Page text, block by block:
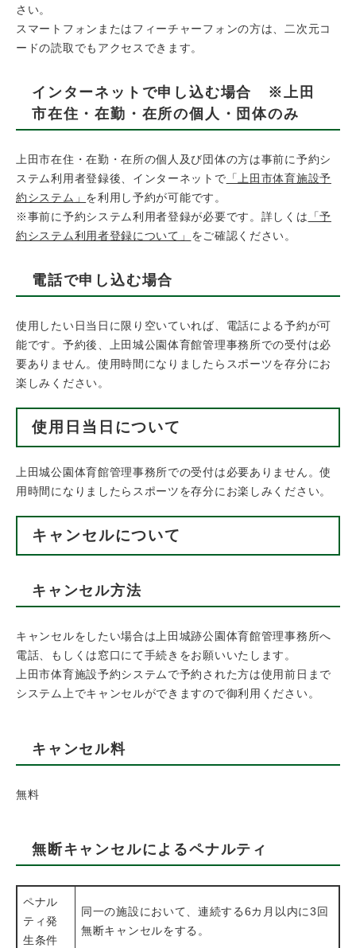
さい。
スマートフォンまたはフィーチャーフォンの方は、二次元コ
ードの読取でもアクセスできます。
インターネットで申し込む場合 ※上田
市在住・在勤・在所の個人・団体のみ
上田市在住・在勤・在所の個人及び団体の方は事前に予約シ
ステム利用者登録後、インターネットで 「上田市体育施設予
約システム」 を利用し予約が可能です。
※事前に予約システム利用者登録が必要です。詳しくは 「予
約システム利用者登録について」 をご確認ください。
電話で申し込む場合
使用したい日当日に限り空いていれば、電話による予約が可
能です。予約後、上田城公園体育館管理事務所での受付は必
要ありません。使用時間になりましたらスポーツを存分にお
楽しみください。
使用日当日について
上田城公園体育館管理事務所での受付は必要ありません。使
用時間になりましたらスポーツを存分にお楽しみください。
キャンセルについて
キャンセル方法
キャンセルをしたい場合は上田城跡公園体育館管理事務所へ
電話、もしくは窓口にて手続きをお願いいたします。
上田市体育施設予約システムで予約された方は使用前日まで
システム上でキャンセルができますので御利用ください。
キャンセル料
無料
無断キャンセルによるペナルティ
ペナル
ティ発
生条件
同一の施設において、連続する6カ月以内に3回
無断キャンセルをする。